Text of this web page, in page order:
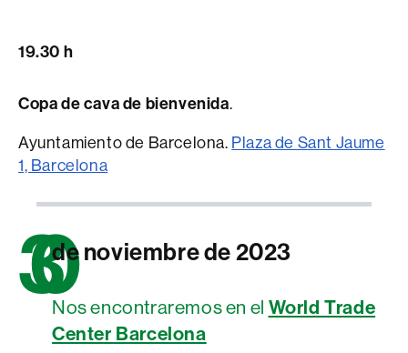
19.30 h
Copa de cava de bienvenida.
Ayuntamiento de Barcelona. Plaza de Sant Jaume
1, Barcelona
3
0
de noviembre de 2023
Nos encontraremos en el World Trade
Center Barcelona